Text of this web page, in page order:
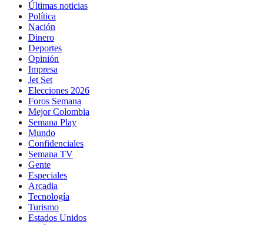
Últimas noticias
Política
Nación
Dinero
Deportes
Opinión
Impresa
Jet Set
Elecciones 2026
Foros Semana
Mejor Colombia
Semana Play
Mundo
Confidenciales
Semana TV
Gente
Especiales
Arcadia
Tecnología
Turismo
Estados Unidos